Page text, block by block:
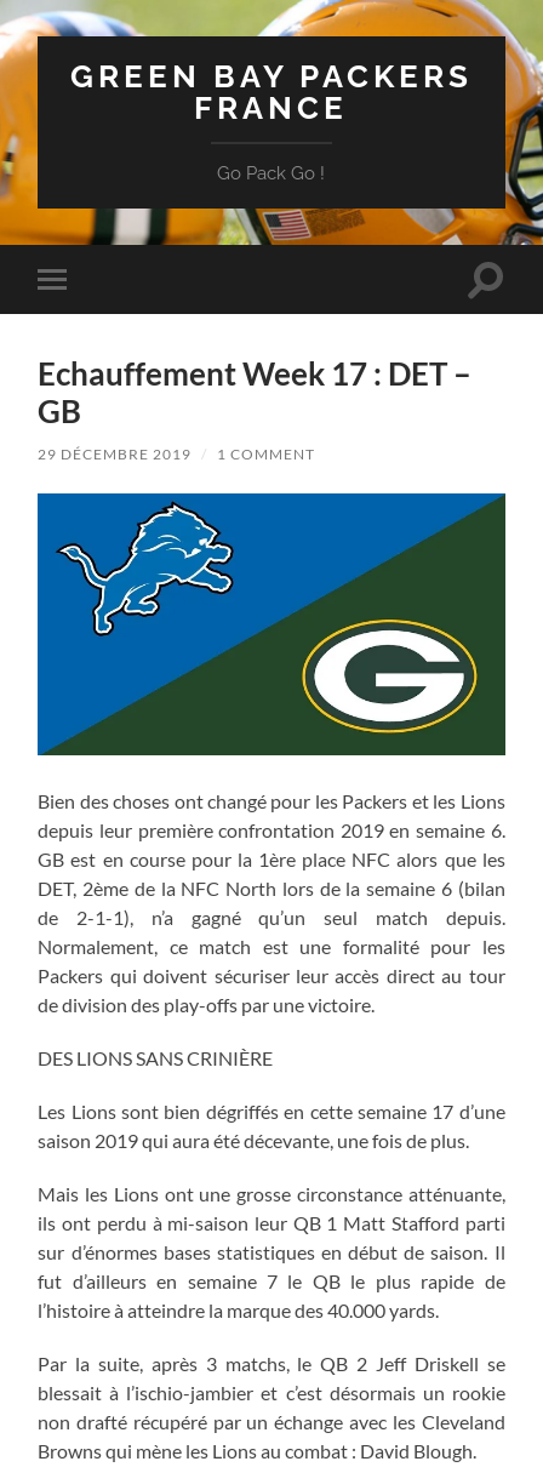
GREEN BAY PACKERS
FRANCE
Go Pack Go !
Toggle
mobile
Toggle
Echauffement Week 17 : DET –
GB
29 DÉCEMBRE 2019 / 1 COMMENT
Bien des choses ont changé pour les Packers et les Lions
depuis leur première confrontation 2019 en semaine 6.
GB est en course pour la 1ère place NFC alors que les
DET, 2ème de la NFC North lors de la semaine 6 (bilan
de 2-1-1), n’a gagné qu’un seul match depuis.
Normalement, ce match est une formalité pour les
Packers qui doivent sécuriser leur accès direct au tour
de division des play-offs par une victoire.
DES LIONS SANS CRINIÈRE
Les Lions sont bien dégriffés en cette semaine 17 d’une
saison 2019 qui aura été décevante, une fois de plus.
Mais les Lions ont une grosse circonstance atténuante,
ils ont perdu à mi-saison leur QB 1 Matt Stafford parti
sur d’énormes bases statistiques en début de saison. Il
fut d’ailleurs en semaine 7 le QB le plus rapide de
l’histoire à atteindre la marque des 40.000 yards.
Par la suite, après 3 matchs, le QB 2 Jeff Driskell se
blessait à l’ischio-jambier et c’est désormais un rookie
non drafté récupéré par un échange avec les Cleveland
Browns qui mène les Lions au combat : David Blough.